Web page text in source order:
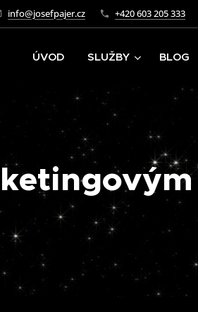
info@josefpajer.cz +420 603 205 333
ÚVOD SLUŽBY BLOG